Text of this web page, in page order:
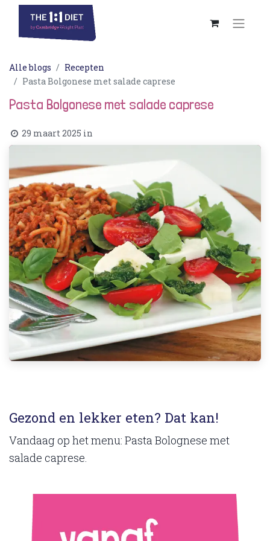
Alle blogs
Recepten
Pasta Bolgonese met salade caprese
Pasta Bolgonese met salade caprese
29 maart 2025 in
Gezond en lekker eten? Dat kan!
Vandaag op het menu: Pasta Bolognese met
salade caprese.